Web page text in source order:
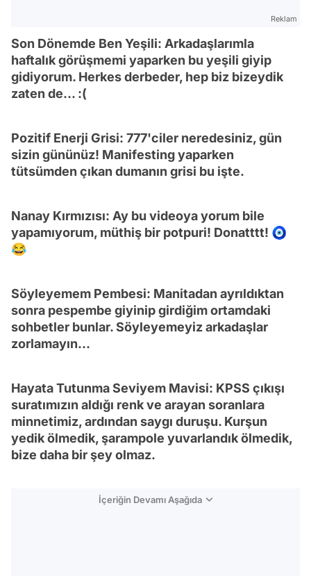
Reklam
Son Dönemde Ben Yeşili: Arkadaşlarımla
haftalık görüşmemi yaparken bu yeşili giyip
gidiyorum. Herkes derbeder, hep biz bizeydik
zaten de... :(
Pozitif Enerji Grisi: 777'ciler neredesiniz, gün
sizin gününüz! Manifesting yaparken
tütsümden çıkan dumanın grisi bu işte.
Nanay Kırmızısı: Ay bu videoya yorum bile
yapamıyorum, müthiş bir potpuri! Donatttt! 🧿
😂
Söyleyemem Pembesi: Manitadan ayrıldıktan
sonra pespembe giyinip girdiğim ortamdaki
sohbetler bunlar. Söyleyemeyiz arkadaşlar
zorlamayın...
Hayata Tutunma Seviyem Mavisi: KPSS çıkışı
suratımızın aldığı renk ve arayan soranlara
minnetimiz, ardından saygı duruşu. Kurşun
yedik ölmedik, şarampole yuvarlandık ölmedik,
bize daha bir şey olmaz.
İçeriğin Devamı Aşağıda